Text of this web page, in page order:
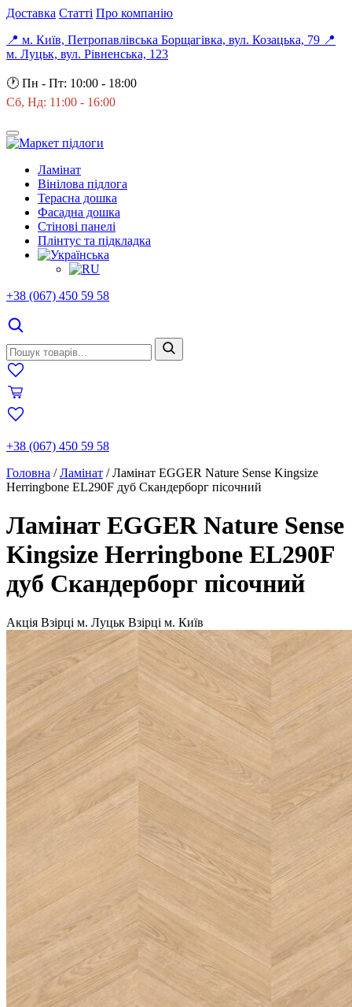
Доставка Статті Про компанію
📍 м. Київ, Петропавлівська Борщагівка, вул. Козацька, 79 📍
м. Луцьк, вул. Рівненська, 123
🕐 Пн - Пт: 10:00 - 18:00
Сб, Нд: 11:00 - 16:00
Ламінат
Вінілова підлога
Терасна дошка
Фасадна дошка
Стінові панелі
Плінтус та підкладка
+38 (067) 450 59 58
+38 (067) 450 59 58
Головна /Ламінат /Ламінат EGGER Nature Sense Kingsize
Herringbone EL290F дуб Скандерборг пісочний
Ламінат EGGER Nature Sense
Kingsize Herringbone EL290F
дуб Скандерборг пісочний
Акція Взірці м. Луцьк Взірці м. Київ